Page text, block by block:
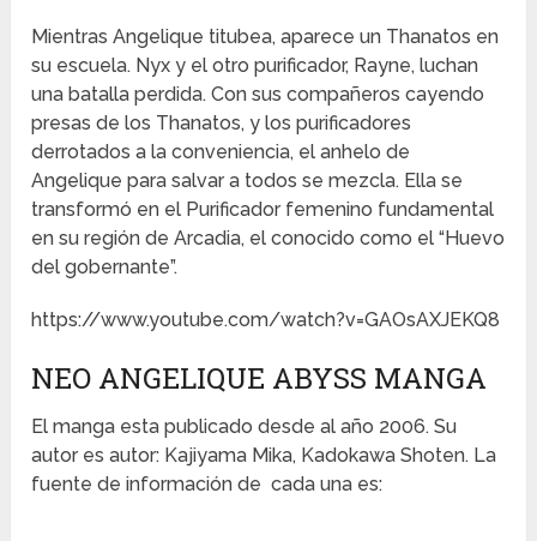
Mientras Angelique titubea, aparece un Thanatos en
su escuela. Nyx y el otro purificador, Rayne, luchan
una batalla perdida. Con sus compañeros cayendo
presas de los Thanatos, y los purificadores
derrotados a la conveniencia, el anhelo de
Angelique para salvar a todos se mezcla. Ella se
transformó en el Purificador femenino fundamental
en su región de Arcadia, el conocido como el “Huevo
del gobernante”.
https://www.youtube.com/watch?v=GAOsAXJEKQ8
NEO ANGELIQUE ABYSS MANGA
El manga esta publicado desde al año 2006. Su
autor es autor: Kajiyama Mika, Kadokawa Shoten. La
fuente de información de cada una es: